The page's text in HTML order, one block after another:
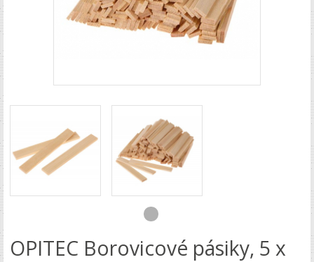
OPITEC Borovicové pásiky, 5 x